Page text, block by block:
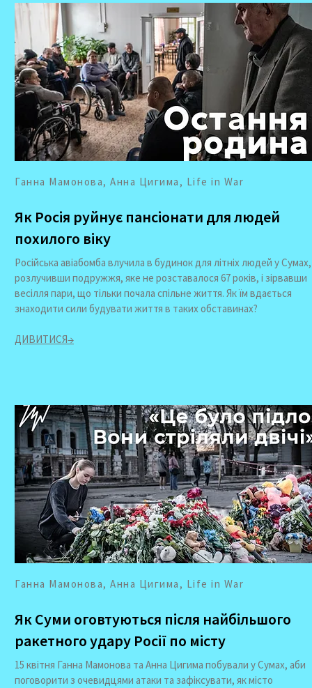
Ганна Мамонова, Анна Цигима, Life in War
Як Росія руйнує пансіонати для людей
похилого віку
Російська авіабомба влучила в будинок для літніх людей у Сумах,
розлучивши подружжя, яке не розставалося 67 років, і зірвавши
весілля пари, що тільки почала спільне життя. Як їм вдається
знаходити сили будувати життя в таких обставинах?
ДИВИТИСЯ→
Ганна Мамонова, Анна Цигима, Life in War
Як Суми оговтуються після найбільшого
ракетного удару Росії по місту
15 квітня Ганна Мамонова та Анна Цигима побували у Сумах, аби
поговорити з очевидцями атаки та зафіксувати, як місто